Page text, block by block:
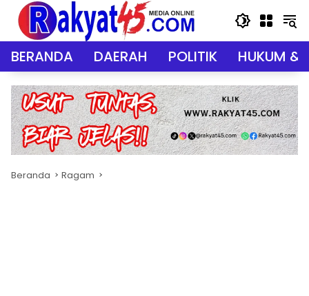
Langsung
konten
BERANDA DAERAH POLITIK HUKUM &
Beranda Ragam